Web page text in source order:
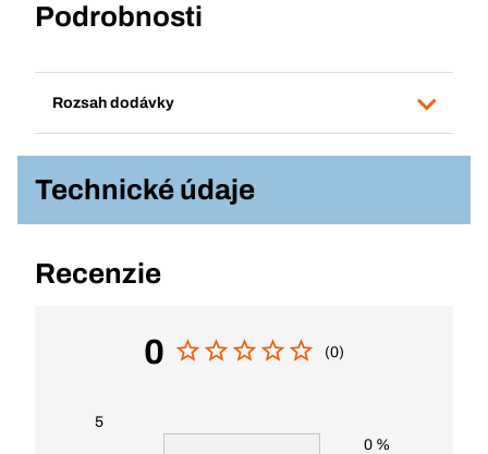
Podrobnosti
Rozsah dodávky
Technické údaje
Recenzie
0 (0)
5
0 %